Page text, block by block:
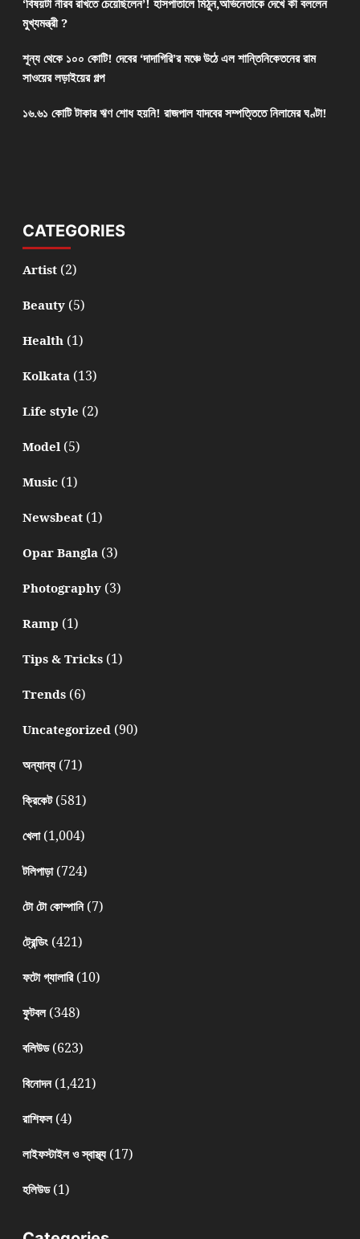
‘বিষয়টা নীরব রাখতে চেয়েছিলেন’! হাসপাতালে মিঠুন,অভিনেতাকে দেখে কী বললেন
মুখ্যমন্ত্রী ?
শূন্য থেকে ১০০ কোটি! দেবের ‘দাদাগিরি’র মঞ্চে উঠে এল শান্তিনিকেতনের রাম
সাওয়ের লড়াইয়ের গল্প
১৬.৬১ কোটি টাকার ঋণ শোধ হয়নি! রাজপাল যাদবের সম্পত্তিতে নিলামের ঘণ্টা!
CATEGORIES
Artist(2)
Beauty(5)
Health(1)
Kolkata(13)
Life style (2)
Model(5)
Music(1)
Newsbeat(1)
Opar Bangla(3)
Photography(3)
Ramp (1)
Tips & Tricks(1)
Trends(6)
Uncategorized(90)
অন্যান্য(71)
ক্রিকেট(581)
খেলা(1,004)
টলিপাড়া(724)
টো টো কোম্পানি(7)
ট্রেন্ডিং(421)
ফটো গ্যালারি(10)
ফুটবল(348)
বলিউড(623)
বিনোদন(1,421)
রাশিফল(4)
লাইফস্টাইল ও স্বাস্থ্য(17)
হলিউড(1)